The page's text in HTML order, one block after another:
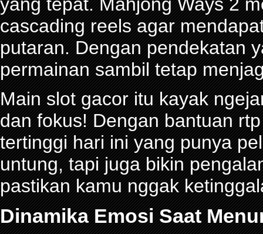
cascading reels agar
putaran. Dengan pendekatan
permainan sambil tetap
Main slot gacor itu kayak
dan fokus! Dengan bantuan
tertinggi hari ini yang punya
untung, tapi juga bikin
pastikan kamu nggak
Dinamika Emosi Saat